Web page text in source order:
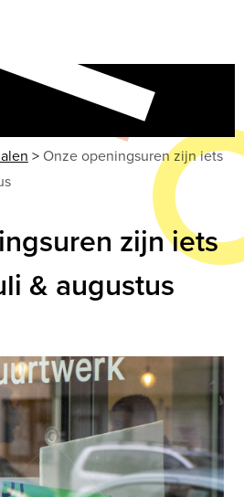
>Onze openingsuren zijn iets
zijn iets
& augustus